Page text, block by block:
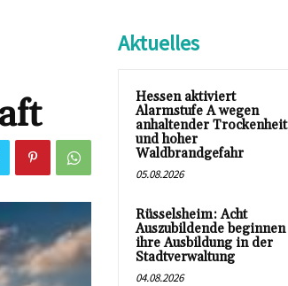
Aktuelles
Hessen aktiviert
Alarmstufe A wegen
anhaltender Trockenheit
und hoher
Waldbrandgefahr
05.08.2026
Rüsselsheim: Acht
Auszubildende beginnen
ihre Ausbildung in der
Stadtverwaltung
04.08.2026